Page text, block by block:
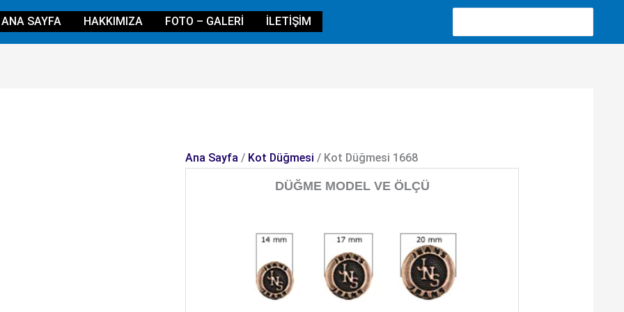
ANA SAYFA HAKKIMIZA FOTO – GALERI İLETIŞIM
Ana Sayfa / Kot Düğmesi / Kot Düğmesi 1668
DÜĞME MODEL VE ÖLÇÜ